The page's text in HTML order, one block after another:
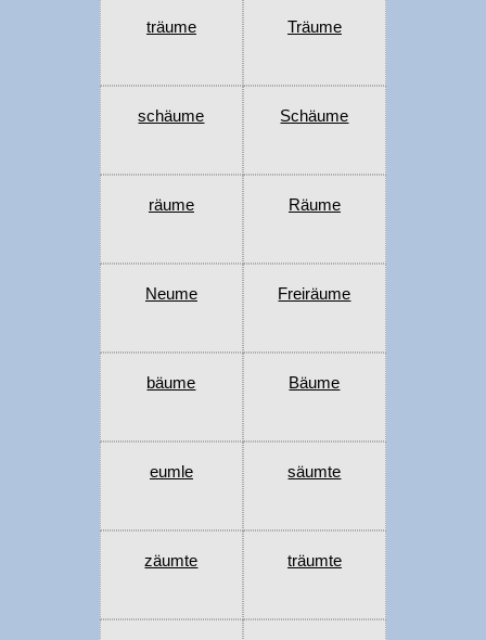
träume Träume
schäume Schäume
räume Räume
Neume Freiräume
bäume Bäume
eumle säumte
zäumte träumte